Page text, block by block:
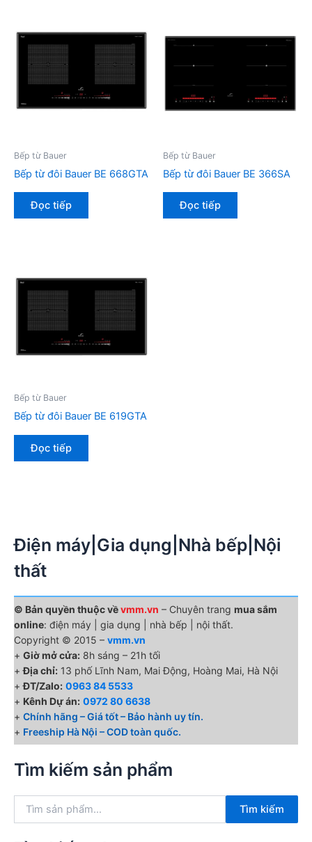
Bếp từ Bauer
Bếp từ đôi Bauer BE 668GTA
Đọc tiếp
Bếp từ Bauer
Bếp từ đôi Bauer BE 366SA
Đọc tiếp
Bếp từ Bauer
Bếp từ đôi Bauer BE 619GTA
Đọc tiếp
Điện máy|Gia dụng|Nhà bếp|Nội
thất
© Bản quyền thuộc vềvmm.vn – Chuyên trang mua sắm
online: điện máy | gia dụng | nhà bếp | nội thất.
Copyright © 2015 – vmm.vn
+ Giờ mở cửa: 8h sáng – 21h tối
+Địa chỉ: 13 phố Lĩnh Nam, Mai Động, Hoàng Mai, Hà Nội
+ĐT/Zalo: 0963 84 5533
+ Kênh Dự án: 0972 80 6638
+ Chính hãng – Giá tốt – Bảo hành uy tín.
+ Freeship Hà Nội – COD toàn quốc.
Tìm kiếm sản phẩm
Tìm kiếm